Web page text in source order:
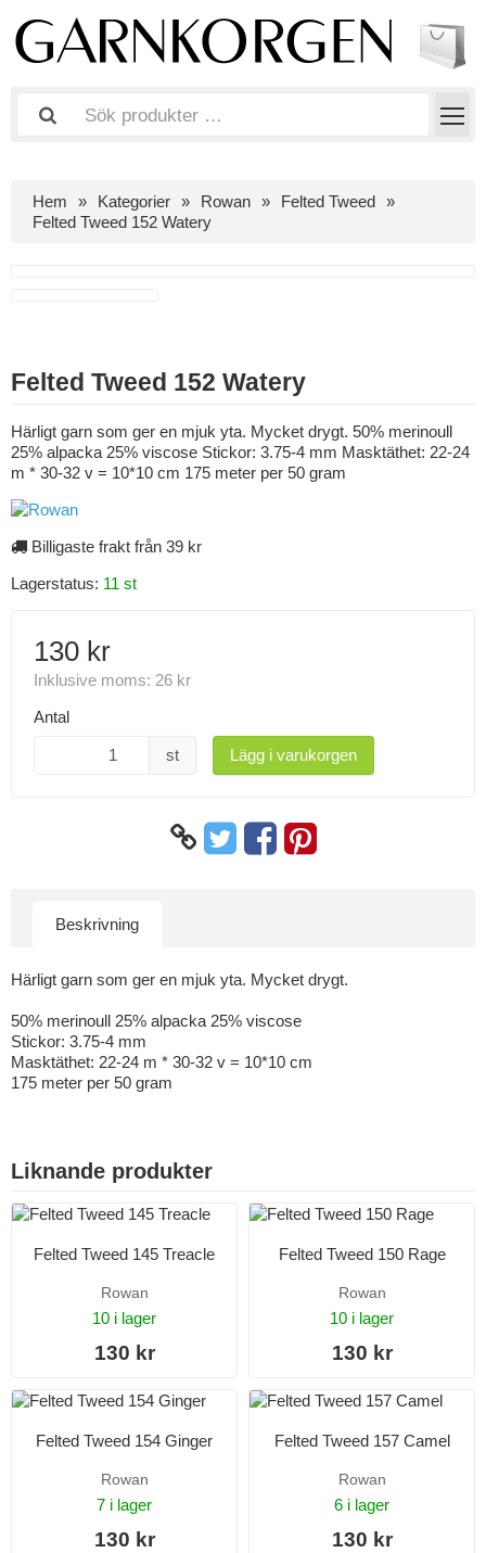
Hem Kategorier Rowan
Felted Tweed
Felted Tweed 152 Watery
Felted Tweed 152 Watery
Härligt garn som ger en mjuk yta. Mycket drygt. 50% merinoull
25% alpacka 25% viscose Stickor: 3.75-4 mm Masktäthet: 22-24
m * 30-32 v = 10*10 cm 175 meter per 50 gram
Billigaste frakt från 39 kr
Lagerstatus: 11 st
130 kr
Inklusive moms: 26 kr
Antal
st Lägg i varukorgen
Beskrivning
Härligt garn som ger en mjuk yta. Mycket drygt.
50% merinoull 25% alpacka 25% viscose
Stickor: 3.75-4 mm
Masktäthet: 22-24 m * 30-32 v = 10*10 cm
175 meter per 50 gram
Liknande produkter
Felted Tweed 145 Treacle
Rowan
10 i lager
130 kr
Felted Tweed 150 Rage
Rowan
10 i lager
130 kr
Felted Tweed 154 Ginger
Rowan
7 i lager
130 kr
Felted Tweed 157 Camel
Rowan
6 i lager
130 kr